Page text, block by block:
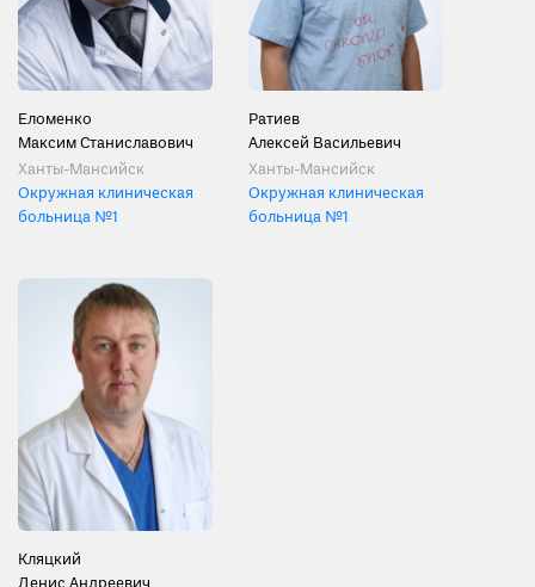
Еломенко
Максим Станиславович
Ханты-Мансийск
Окружная клиническая
больница №1
Ратиев
Алексей Васильевич
Ханты-Мансийск
Окружная клиническая
больница №1
Кляцкий